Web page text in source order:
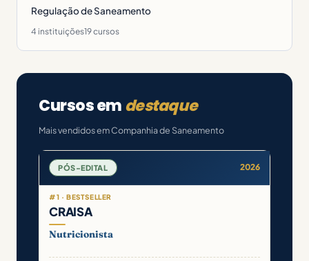
Regulação de Saneamento
4 instituições19 cursos
Cursos emdestaque
Mais vendidos em Companhia de Saneamento
PÓS-EDITAL 2026
#1 · BESTSELLER
CRAISA
Nutricionista